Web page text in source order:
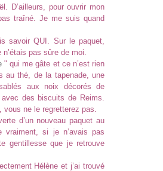
D’ailleurs, pour ouvrir mon
traîné. Je me suis quand
savoir QUI. Sur le paquet,
pas sûre de moi.
" qui me gâte et ce n’est rien
au thé, de la tapenade, une
aux noix décorés de
des biscuits de Reims.
ne le regretterez pas.
d’un nouveau paquet au
si je n’avais pas
gentillesse que je retrouve
Hélène et j’ai trouvé